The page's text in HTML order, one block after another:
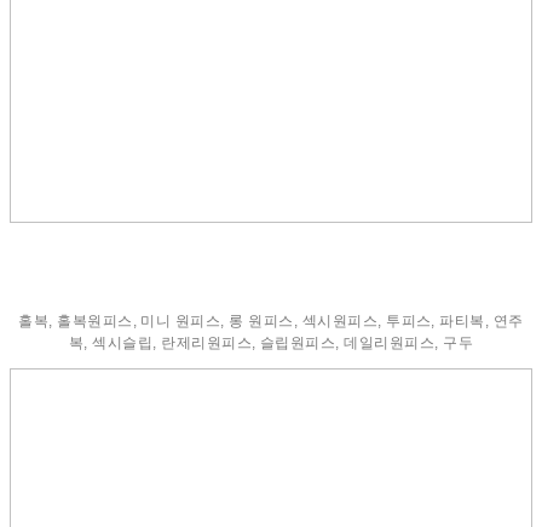
홀복, 홀복원피스, 미니 원피스, 롱 원피스, 섹시원피스, 투피스, 파티복, 연주
복, 섹시슬립, 란제리원피스, 슬립원피스, 데일리원피스, 구두